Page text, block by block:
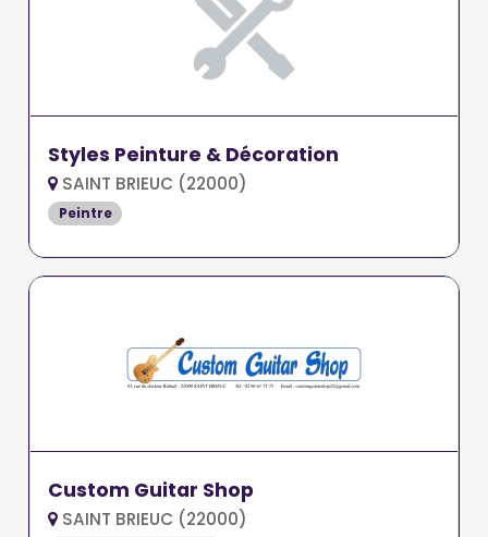
Styles Peinture & Décoration
SAINT BRIEUC (22000)
Peintre
Custom Guitar Shop
SAINT BRIEUC (22000)